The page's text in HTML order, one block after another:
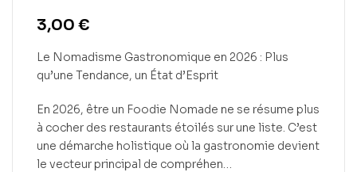
3,00 €
Le Nomadisme Gastronomique en 2026 : Plus
qu’une Tendance, un État d’Esprit
En 2026, être un Foodie Nomade ne se résume plus
à cocher des restaurants étoilés sur une liste. C’est
une démarche holistique où la gastronomie devient
le vecteur principal de compréhen…